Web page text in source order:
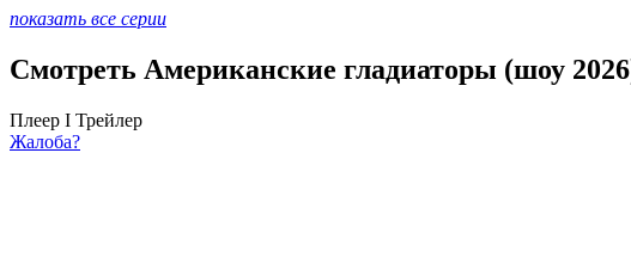
показать все серии
Смотреть Американские гладиаторы (шоу
Плеер I Трейлер
Жалоба?